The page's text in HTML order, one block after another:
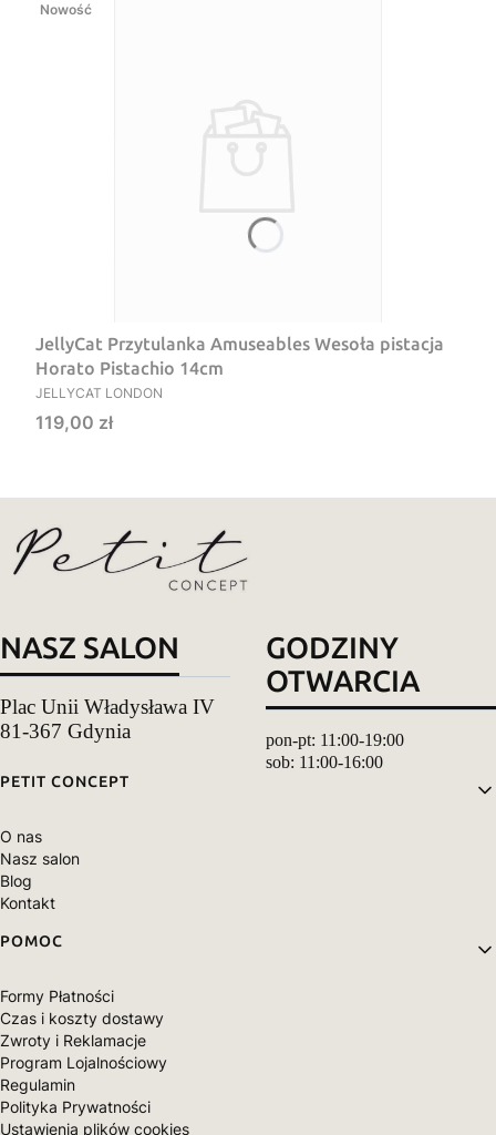
Nowość
JellyCat Przytulanka Amuseables Wesoła pistacja
Horato Pistachio 14cm
PRODUCENT
JELLYCAT LONDON
Cena
119,00 zł
NASZ SALON
Plac Unii Władysława IV
81-367 Gdynia
GODZINY
OTWARCIA
pon-pt: 11:00-19:00
sob: 11:00-16:00
Linki w stopce
PETIT CONCEPT
O nas
Nasz salon
Blog
Kontakt
POMOC
Formy Płatności
Czas i koszty dostawy
Zwroty i Reklamacje
Program Lojalnościowy
Regulamin
Polityka Prywatności
Ustawienia plików cookies